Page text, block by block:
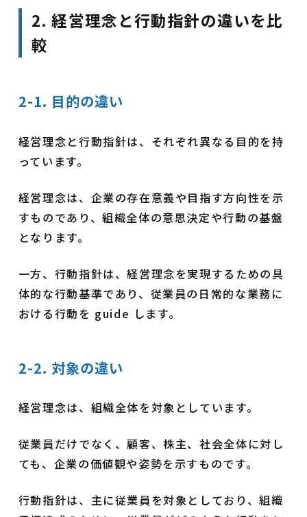
2. 経営理念と行動指針の違いを比
較
2-1. 目的の違い
経営理念と行動指針は、それぞれ異なる目的を持
っています。
経営理念は、企業の存在意義や目指す方向性を示
すものであり、組織全体の意思決定や行動の基盤
となります。
一方、行動指針は、経営理念を実現するための具
体的な行動基準であり、従業員の日常的な業務に
おける行動を guide します。
2-2. 対象の違い
経営理念は、組織全体を対象としています。
従業員だけでなく、顧客、株主、社会全体に対し
ても、企業の価値観や姿勢を示すものです。
行動指針は、主に従業員を対象としており、組織